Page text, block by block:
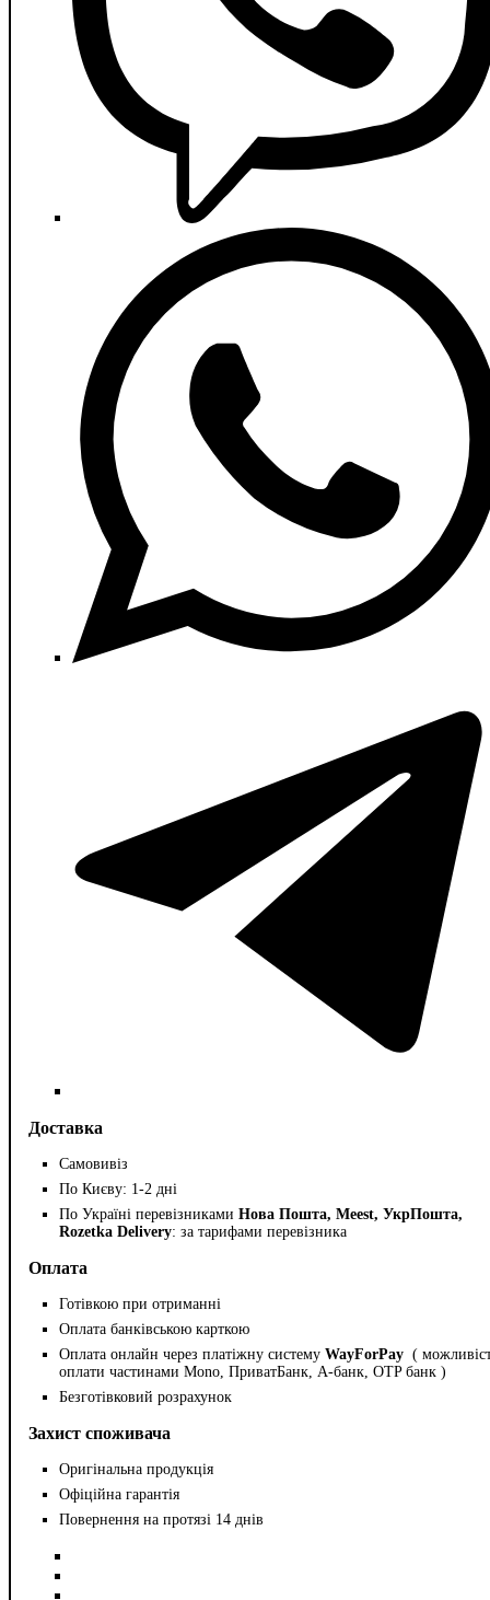
Доставка
Самовивіз
По Києву: 1-2 дні
По Україні перевізниками Нова Пошта, Meest, УкрПошта,
Rozetka Delivery: за тарифами перевізника
Оплата
Готівкою при отриманні
Оплата банківською карткою
Оплата онлайн через платіжну систему WayForPay (
оплати частинами Mono, ПриватБанк, А-банк, OTP банк )
Безготівковий розрахунок
Захист споживача
Оригінальна продукція
Офіційна гарантія
Повернення на протязі 14 днів